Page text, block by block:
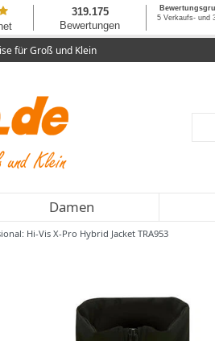
für Groß und Klein
Damen
Hi-Vis X-Pro Hybrid Jacket TRA953